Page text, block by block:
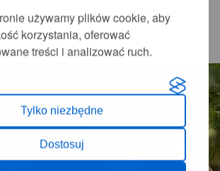
używamy plików cookie, aby
korzystania, oferować
treści i analizować ruch.
Tylko niezbędne
Dostosuj